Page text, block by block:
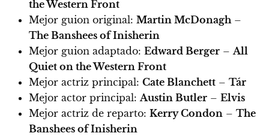
the Western Front
Mejor guion original: Martin McDonagh–
The Banshees of Inisherin
Mejor guion adaptado: Edward Berger –All
Quiet on the Western Front
Mejor actriz principal: Cate Blanchett – Tár
Mejor actor principal:Austin Butler – Elvis
Mejor actriz de reparto: Kerry Condon – The
Banshees of Inisherin